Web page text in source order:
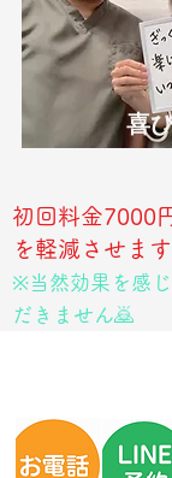
喜
初回料金7000
を軽減させます
※当然効果を感
だきません🙇